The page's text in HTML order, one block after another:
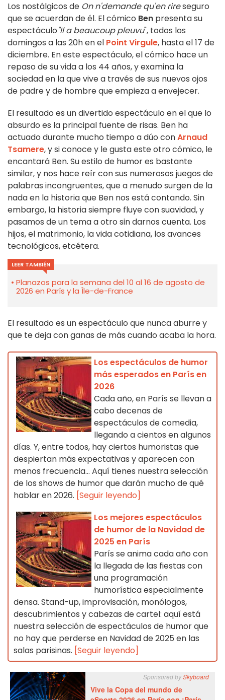
Los nostálgicos de On n'demande qu'en rireseguro
que se acuerdan de él. El cómico Ben presenta su
espectáculo"Il a beaucoup pleuvu", todos los
domingos a las 20h en el Point Virgule, hasta el 17 de
diciembre. En este espectáculo, el cómico hace un
repaso de su vida a los 44 años, y examina la
sociedad en la que vive a través de sus nuevos ojos
de padre y de hombre que empieza a envejecer.
El resultado es un divertido espectáculo en el que lo
absurdo es la principal fuente de risas. Ben ha
actuado durante mucho tiempo a dúo conArnaud
Tsamere, y si conoce y le gusta este otro cómico, le
encantará Ben. Su estilo de humor es bastante
similar, y nos hace reír con sus numerosos juegos de
palabras incongruentes, que a menudo surgen de la
nada en la historia que Ben nos está contando. Sin
embargo, la historia siempre fluye con suavidad, y
pasamos de un tema a otro sin darnos cuenta. Los
hijos, el matrimonio, la vida cotidiana, los avances
tecnológicos, etcétera.
LEER TAMBIÉN
Planazos para la semana del 10 al 16 de agosto de
2026 en París y la Île-de-France
El resultado es un espectáculo que nunca aburre y
que te deja con ganas de más cuando acaba la hora.
Los espectáculos de humor
más esperados en París en
2026
Cada año, en París se llevan a
cabo decenas de
espectáculos de comedia,
llegando a cientos en algunos
días. Y, entre todos, hay ciertos humoristas que
despiertan más expectativas y aparecen con
menos frecuencia... Aquí tienes nuestra selección
de los shows de humor que darán mucho de qué
hablar en 2026. [Seguir leyendo]
Los mejores espectáculos
de humor de la Navidad de
2025 en París
París se anima cada año con
la llegada de las fiestas con
una programación
humorística especialmente
densa. Stand-up, improvisación, monólogos,
descubrimientos y cabezas de cartel: aquí está
nuestra selección de espectáculos de humor que
no hay que perderse en Navidad de 2025 en las
salas parisinas. [Seguir leyendo]